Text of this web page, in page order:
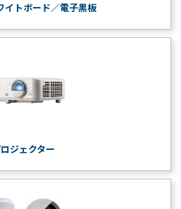
イトボード／電子黒板
ジェクター